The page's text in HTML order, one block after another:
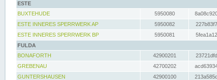
ESTE
BUXTEHUDE
5950080
ESTE INNERES SPERRWERK AP
5950082
ESTE INNERES SPERRWERK BP
5950081
FULDA
BONAFORTH
42900201
GREBENAU
42700202
GUNTERSHAUSEN
42900100